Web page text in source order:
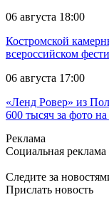
06 августа 18:00
Костромской
всероссийском
06 августа 17:00
«Ленд Ровер» из
600 тысяч за фото на
Реклама
Социальная реклама
Следите за
Прислать новость